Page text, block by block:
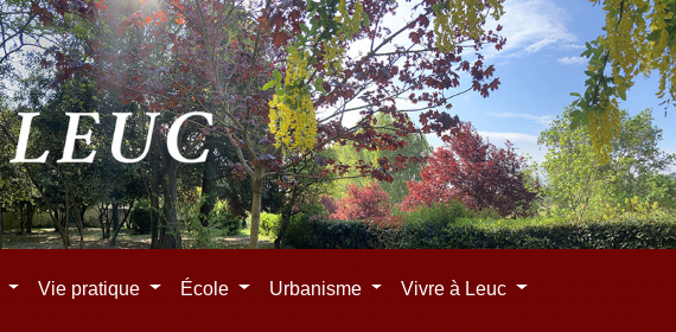
Vie pratique École Urbanisme Vivre à Leuc